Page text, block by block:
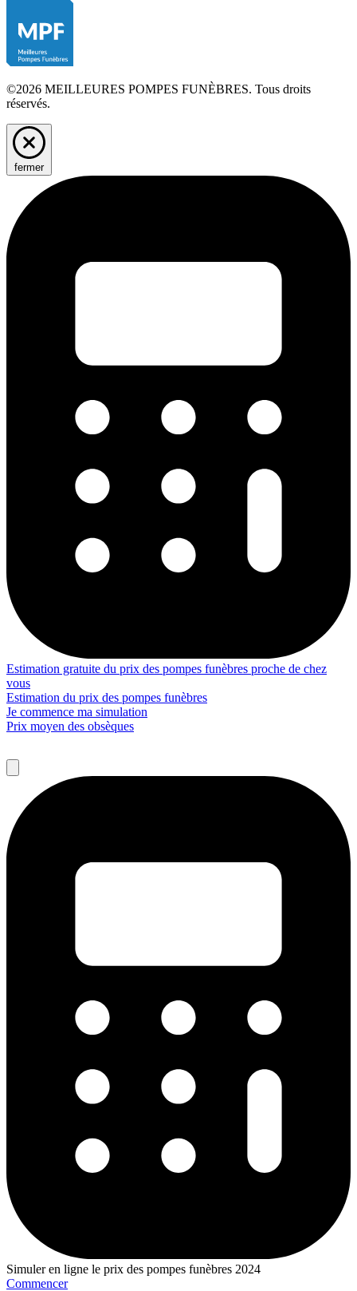
©2026 MEILLEURES POMPES FUNÈBRES. Tous droits
réservés.
fermer
Estimation gratuite du prix des pompes funèbres proche de chez
vous
Estimation du prix des pompes funèbres
Je commence ma simulation
Prix moyen des obsèques
Simuler en ligne le prix des pompes funèbres 2024
Commencer